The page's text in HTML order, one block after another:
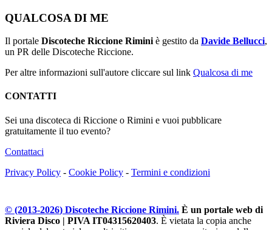
QUALCOSA DI ME
Il portale Discoteche Riccione Rimini è gestito da Davide Bellucci,
un PR delle Discoteche Riccione.
Per altre informazioni sull'autore cliccare sul link Qualcosa di me
CONTATTI
Sei una discoteca di Riccione o Rimini e vuoi pubblicare
gratuitamente il tuo evento?
Contattaci
Privacy Policy - Cookie Policy - Termini e condizioni
© (2013-2026) Discoteche Riccione Rimini. È un portale web di
Riviera Disco | PIVA IT04315620403. È vietata la copia anche